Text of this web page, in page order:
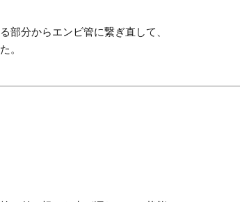
部分からエンビ管に繋ぎ直して、
。